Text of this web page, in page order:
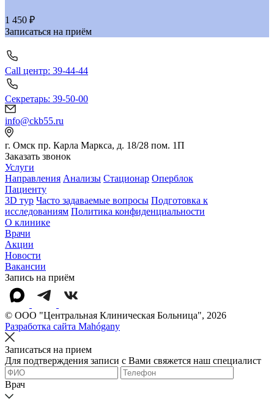
1 450 ₽
Записаться на приём
Call центр: 39-44-44
Секретарь: 39-50-00
info@ckb55.ru
г. Омск пр. Карла Маркса, д. 18/28 пом. 1П
Заказать звонок
Услуги
Направления Анализы Стационар Оперблок
Пациенту
3D тур Часто задаваемые вопросы Подготовка к
исследованиям Политика конфиденциальности
О клинике
Врачи
Акции
Новости
Вакансии
Запись на приём
© OOO "Центральная Клиническая Больница", 2026
Разработка сайта Mahógany
Записаться на прием
Для подтверждения записи с Вами свяжется наш специалист
Врач